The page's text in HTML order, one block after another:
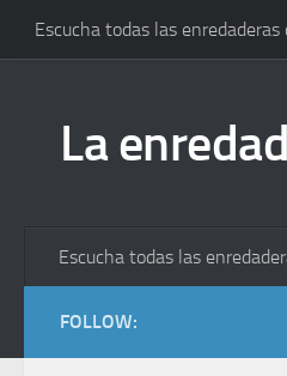
Escucha todas las enredaderas
La
Escucha todas las
FOLLOW: